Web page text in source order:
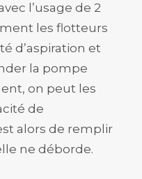
l’usage de 2
les flotteurs
d’aspiration et
la pompe
on peut les
de
alors de remplir
ne déborde.